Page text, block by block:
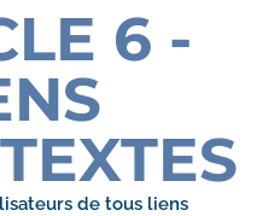
6 -
de tous liens